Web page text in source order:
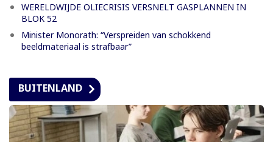
WERELDWIJDE OLIECRISIS VERSNELT GASPLANNEN IN
BLOK 52
Minister Monorath: “Verspreiden van schokkend
beeldmateriaal is strafbaar”
BUITENLAND